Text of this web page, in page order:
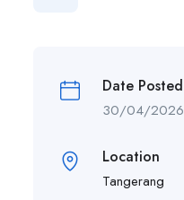
Date Posted
30/04/2026
Location
Tangerang